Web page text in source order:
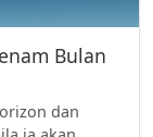
Bulan
dan